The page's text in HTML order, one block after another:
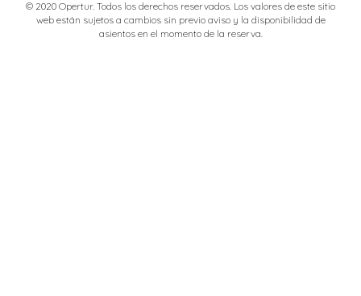
© 2020 Opertur. Todos los derechos reservados. Los valores de este sitio
web están sujetos a cambios sin previo aviso y la disponibilidad de
asientos en el momento de la reserva.